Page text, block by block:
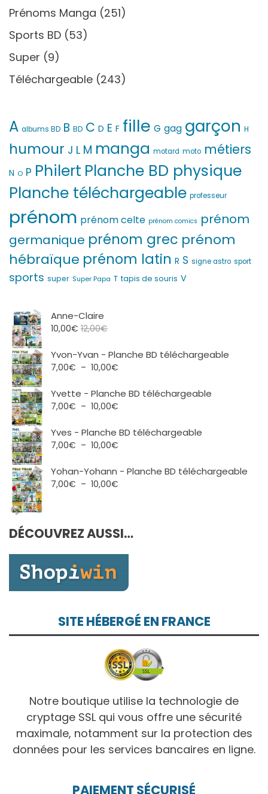
Prénoms Manga (251)
Sports BD (53)
Super (9)
Téléchargeable (243)
A albums BD B BD C D E F fille G gag garçon H
humour J L M manga motard moto métiers
N O P Philert Planche BD physique
Planche téléchargeable professeur
prénom prénom celte prénom comics prénom
germanique prénom grec prénom
hébraïque prénom latin R S signe astro sport
sports super Super Papa T tapis de souris V
Anne-Claire
10,00€ 12,00€
Yvon-Yvan - Planche BD téléchargeable
7,00€ – 10,00€
prix :
10,00€
Yvette - Planche BD téléchargeable
7,00€ – 10,00€
prix :
10,00€
Yves - Planche BD téléchargeable
7,00€ – 10,00€
prix :
Yohan-Yohann - Planche BD téléchargeable
7,00€ – 10,00€
à
DÉCOUVREZ AUSSI…
SITE HÉBERGÉ EN FRANCE
Notre boutique utilise la technologie de
cryptage SSL qui vous offre une sécurité
maximale, notamment sur la protection des
données pour les services bancaires en ligne.
PAIEMENT SÉCURISÉ